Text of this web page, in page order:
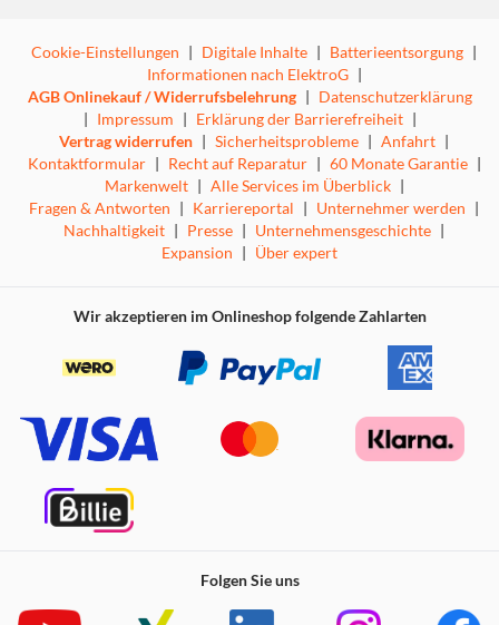
Cookie-Einstellungen | Digitale Inhalte | Batterieentsorgung |
Informationen nach ElektroG |
AGB Onlinekauf / Widerrufsbelehrung | Datenschutzerklärung
| Impressum | Erklärung der Barrierefreiheit |
Vertrag widerrufen | Sicherheitsprobleme | Anfahrt |
Kontaktformular | Recht auf Reparatur | 60 Monate Garantie |
Markenwelt | Alle Services im Überblick |
Fragen & Antworten | Karriereportal | Unternehmer werden |
Nachhaltigkeit | Presse | Unternehmensgeschichte |
Expansion | Über expert
Wir akzeptieren im Onlineshop folgende Zahlarten
Folgen Sie uns